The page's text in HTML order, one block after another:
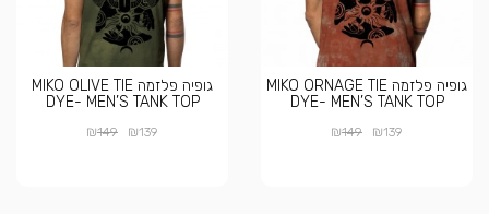
גופיה פלזמה MIKO ORNAGE TIE
DYE- MEN’S TANK TOP
₪139
₪149
גופיה פלזמה MIKO OLIVE TIE
DYE- MEN’S TANK TOP
₪139
₪149